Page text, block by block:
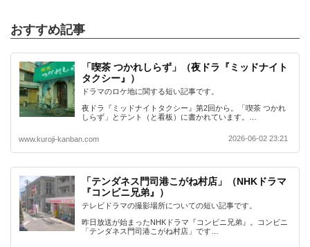
おすすめ記事
「喫茶 つかれしらず」（夜ドラ『ミッドナイト
タクシー』）
ドラマのロケ地に関する短い記事です。
夜ドラ『ミッドナイトタクシー』第2回から。「喫茶 つかれ
しらず」とテント（と看板）に書かれています。…
www.kuroji-kanban.com 2026-06-02 23:21
「テンダネス門司港こがね村店」（NHKドラマ
『コンビニ兄弟』）
テレビドラマの撮影場所についての短い記事です。
昨日放送が始まったNHKドラマ『コンビニ兄弟』。コンビニ
「テンダネス門司港こがね村店」です…